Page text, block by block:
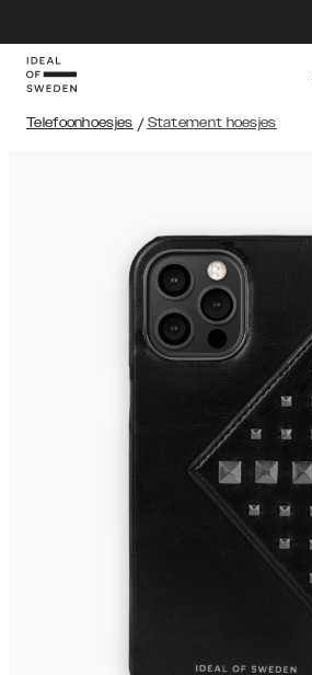
Telefoonhoesjes / Statement hoesjes